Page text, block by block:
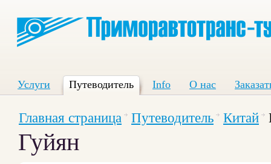
Услуги Путеводитель Info О нас
Главная страница Путеводитель Китай
Гуйян